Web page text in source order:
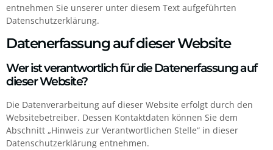
entnehmen Sie unserer unter diesem Text aufgeführten
Datenschutzerklärung.
Datenerfassung auf dieser Website
Wer ist verantwortlich für die Datenerfassung auf
dieser Website?
Die Datenverarbeitung auf dieser Website erfolgt durch den
Websitebetreiber. Dessen Kontaktdaten können Sie dem
Abschnitt „Hinweis zur Verantwortlichen Stelle“ in dieser
Datenschutzerklärung entnehmen.